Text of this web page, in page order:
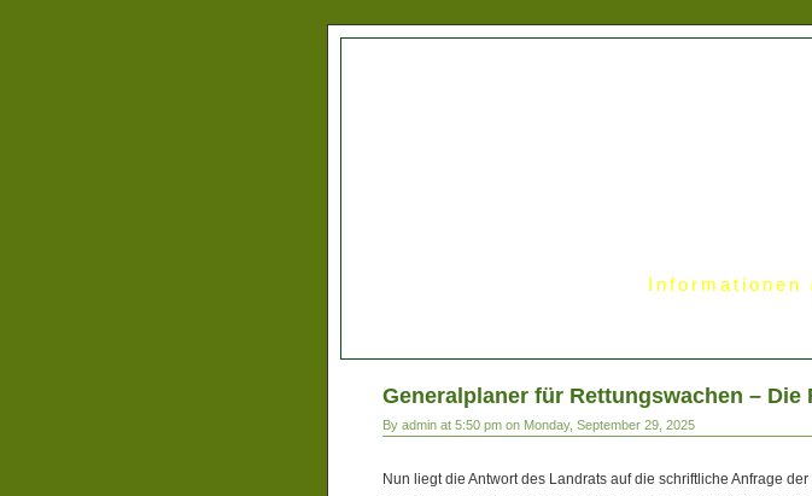
Informationen
Generalplaner für Rettungswachen – Die
By admin at 5:50 pm on Monday, September 29, 2025
Nun liegt die Antwort des Landrats auf die schriftliche Anfrage